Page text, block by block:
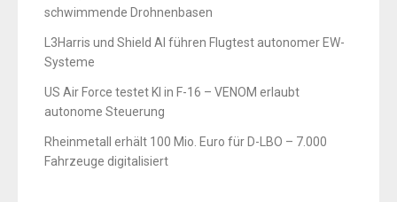
schwimmende Drohnenbasen
L3Harris und Shield AI führen Flugtest autonomer EW-
Systeme
US Air Force testet KI in F-16 – VENOM erlaubt
autonome Steuerung
Rheinmetall erhält 100 Mio. Euro für D-LBO – 7.000
Fahrzeuge digitalisiert